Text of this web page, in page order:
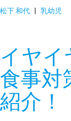
松下 和代 乳幼児
イヤイ
食事対
紹介！